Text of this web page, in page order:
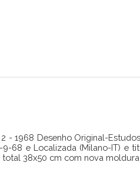
2 - 1968 Desenho Original-
68 e Localizada (Milano-IT) e
total 38x50 cm com nova